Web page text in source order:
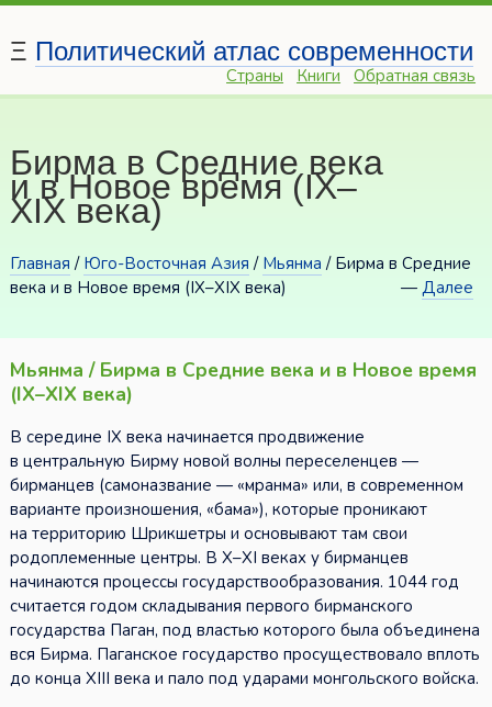
Ξ Политический атлас современности
Страны Книги Обратная связь
Бирма в Средние века
и в Новое время (IX–
XIX века)
Главная / Юго-Восточная Азия / Мьянма / Бирма в Средние
века и в Новое время (IX–XIX века)
—Далее
Мьянма / Бирма в Средние века и в Новое время
(IX–XIX века)
В середине IX века начинается продвижение
в центральную Бирму новой волны переселенцев —
бирманцев (самоназвание — «мранма» или, в современном
варианте произношения, «бама»), которые проникают
на территорию Шрикшетры и основывают там свои
родоплеменные центры. В X–XI веках у бирманцев
начинаются процессы государствообразования. 1044 год
считается годом складывания первого бирманского
государства Паган, под властью которого была объединена
вся Бирма. Паганское государство просуществовало вплоть
до конца XIII века и пало под ударами монгольского войска.